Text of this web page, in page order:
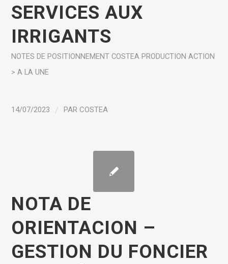
SERVICES AUX
IRRIGANTS
NOTES DE POSITIONNEMENT COSTEA PRODUCTION ACTION
> A LA UNE
14/07/2023 / PARCOSTEA
NOTA DE
ORIENTACION –
GESTION DU FONCIER